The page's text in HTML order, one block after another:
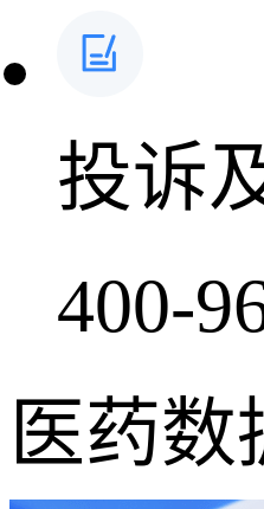
投诉
400-
医药数